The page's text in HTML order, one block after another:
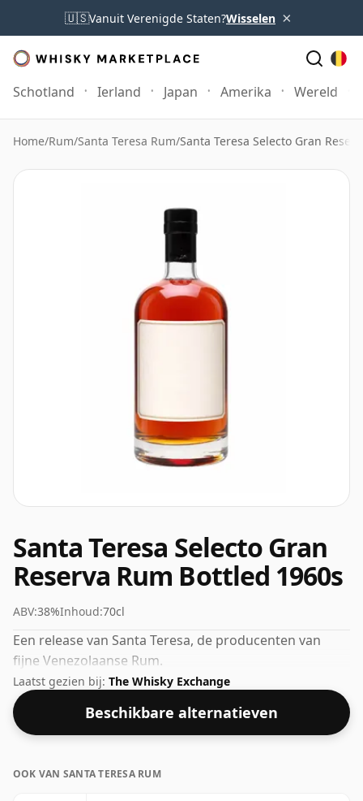
🇺🇸Vanuit Verenigde Staten?Wisselen ×
Schotland Ierland Japan Amerika Wereld
Home/Rum/Santa Teresa Rum/Santa Teresa Selecto Gran
Santa Teresa Selecto Gran
Reserva Rum Bottled 1960s
ABV:38%Inhoud:70cl
Een release van Santa Teresa, de producenten van
fijne Venezolaanse Rum.
Laatst gezien bij: The Whisky Exchange
Beschikbare alternatieven
OOK VAN SANTA TERESA RUM